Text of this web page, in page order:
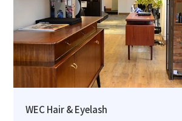
WEC Hair & Eyelash